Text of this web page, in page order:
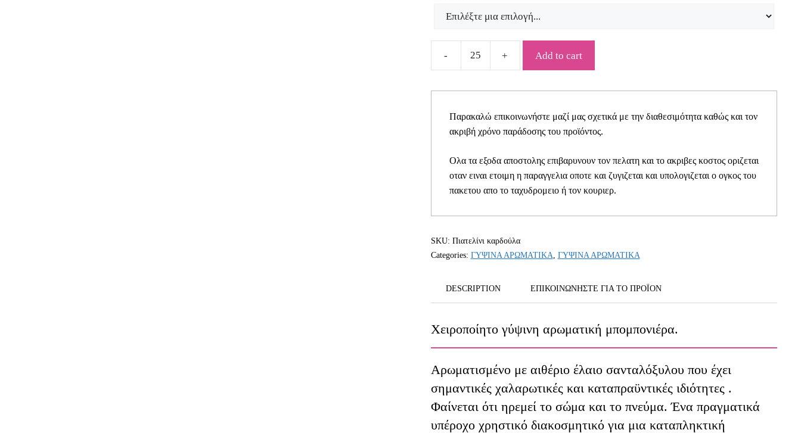
quantity
Add to cart
Παρακαλώ επικοινωνήστε μαζί μας σχετικά με την διαθεσιμότητα καθώς και τον
ακριβή χρόνο παράδοσης του προϊόντος.
Ολα τα εξοδα αποστολης επιβαρυνουν τον πελατη και το ακριβες κοστος οριζεται
οταν ειναι ετοιμη η παραγγελια οποτε και ζυγιζεται και υπολογιζεται ο ογκος του
πακετου απο το ταχυδρομειο ή τον κουριερ.
SKU: Πιατελίνι καρδούλα
Categories: ΓΥΨΙΝΑ ΑΡΩΜΑΤΙΚΑ, ΓΥΨΙΝΑ ΑΡΩΜΑΤΙΚΑ
DESCRIPTION ΕΠΙΚΟΙΝΩΝΗΣΤΕ ΓΙΑ ΤΟ ΠΡΟΪOΝ
Χειροποίητο γύψινη αρωματική μπομπονιέρα.
Αρωματισμένο με αιθέριο έλαιο σανταλόξυλου που έχει
σημαντικές χαλαρωτικές και καταπραϋντικές ιδιότητες .
Φαίνεται ότι ηρεμεί το σώμα και το πνεύμα. Ένα πραγματικά
υπέροχο χρηστικό διακοσμητικό για μια καταπληκτική